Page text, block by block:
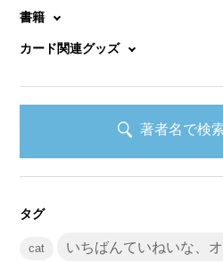
書籍
カード関連グッズ
著者名で検
タグ
cat いちばんていねいな、